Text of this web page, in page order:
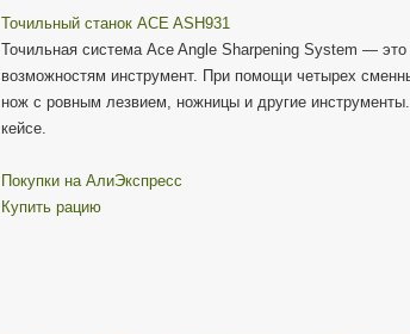
Точильный станок ACE ASH931
Точильная система Ace Angle Sharpening System —
возможностям инструмент. При помощи четырех
нож с ровным лезвием, ножницы и другие
кейсе.
Покупки на АлиЭкспресс
Купить рацию